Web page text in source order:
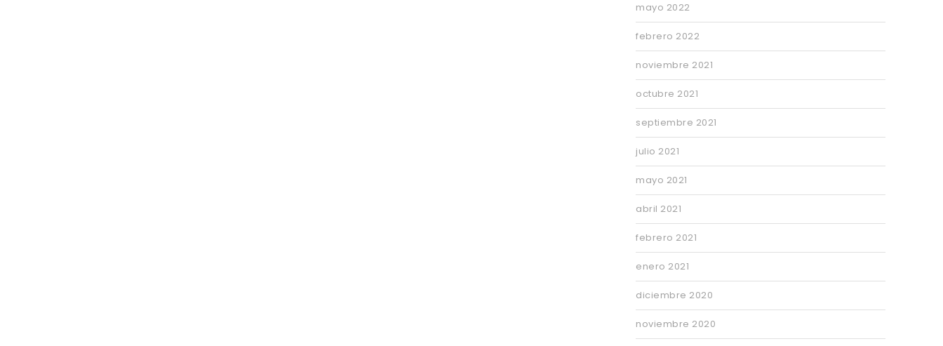
mayo 2022
febrero 2022
noviembre 2021
octubre 2021
septiembre 2021
julio 2021
mayo 2021
abril 2021
febrero 2021
enero 2021
diciembre 2020
noviembre 2020